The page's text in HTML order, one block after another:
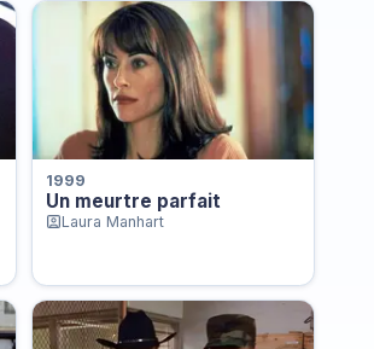
1999
Un meurtre parfait
Laura Manhart